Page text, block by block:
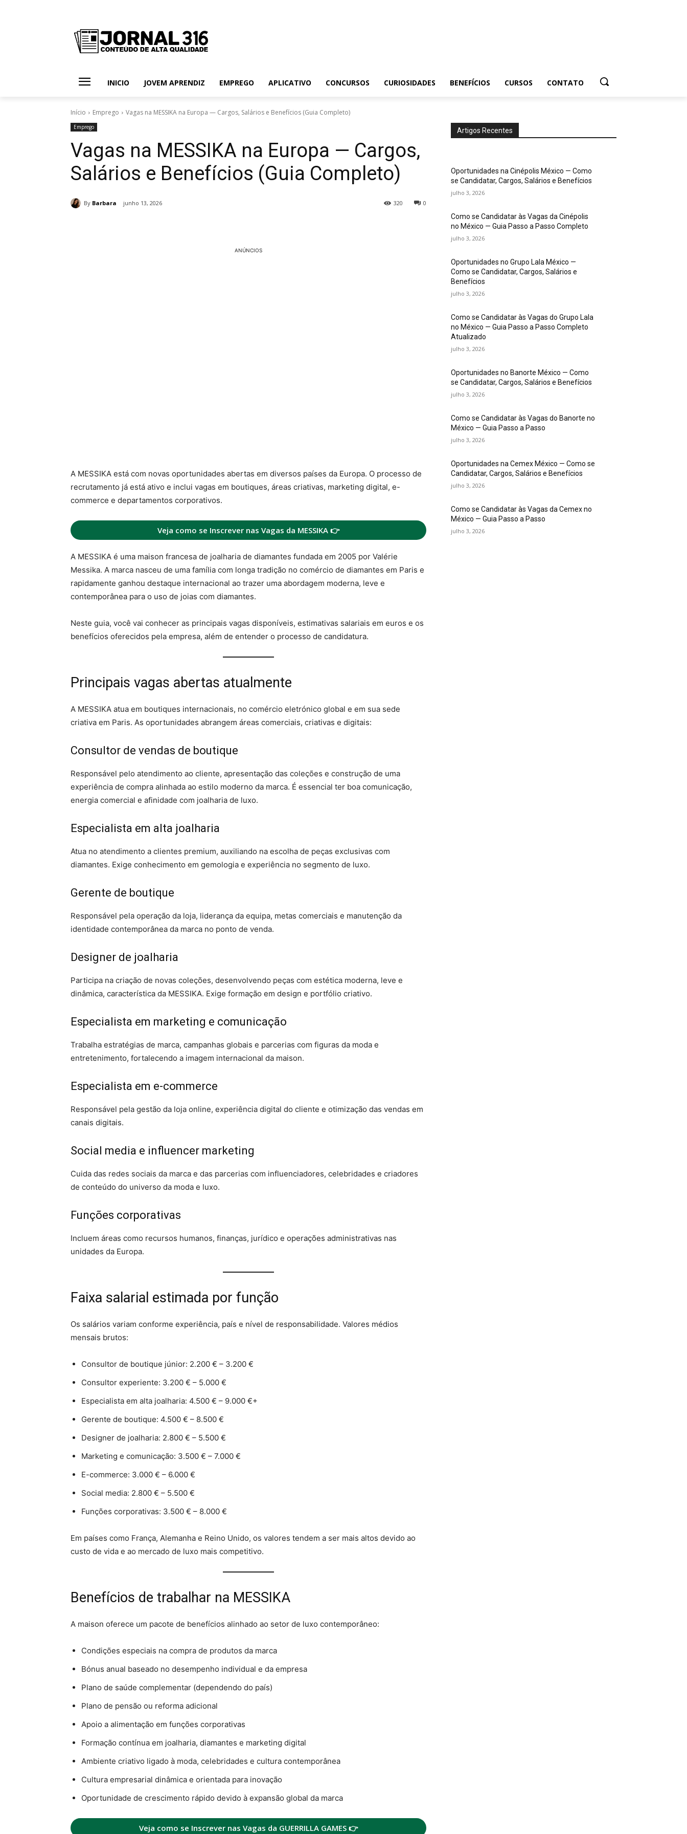
INICIO JOVEM APRENDIZ EMPREGO APLICATIVO CONCURSOS CURIOSIDADES BENEFÍCIOS CURSOS CONTATO
Início Emprego Vagas na MESSIKA na Europa — Cargos, Salários e Benefícios (Guia Completo)
Emprego
Vagas na MESSIKA na Europa — Cargos,
Salários e Benefícios (Guia Completo)
By Barbara junho 13, 2026 0
320
ANÚNCIOS
A MESSIKA está com novas oportunidades abertas em diversos países da Europa. O processo de
recrutamento já está ativo e inclui vagas em boutiques, áreas criativas, marketing digital, e-
commerce e departamentos corporativos.
Veja como se Inscrever nas Vagas da MESSIKA 👉
A MESSIKA é uma maison francesa de joalharia de diamantes fundada em 2005 por Valérie
Messika. A marca nasceu de uma família com longa tradição no comércio de diamantes em Paris e
rapidamente ganhou destaque internacional ao trazer uma abordagem moderna, leve e
contemporânea para o uso de joias com diamantes.
Neste guia, você vai conhecer as principais vagas disponíveis, estimativas salariais em euros e os
benefícios oferecidos pela empresa, além de entender o processo de candidatura.
Principais vagas abertas atualmente
A MESSIKA atua em boutiques internacionais, no comércio eletrónico global e em sua sede
criativa em Paris. As oportunidades abrangem áreas comerciais, criativas e digitais:
Consultor de vendas de boutique
Responsável pelo atendimento ao cliente, apresentação das coleções e construção de uma
experiência de compra alinhada ao estilo moderno da marca. É essencial ter boa comunicação,
energia comercial e afinidade com joalharia de luxo.
Especialista em alta joalharia
Atua no atendimento a clientes premium, auxiliando na escolha de peças exclusivas com
diamantes. Exige conhecimento em gemologia e experiência no segmento de luxo.
Gerente de boutique
Responsável pela operação da loja, liderança da equipa, metas comerciais e manutenção da
identidade contemporânea da marca no ponto de venda.
Designer de joalharia
Participa na criação de novas coleções, desenvolvendo peças com estética moderna, leve e
dinâmica, característica da MESSIKA. Exige formação em design e portfólio criativo.
Especialista em marketing e comunicação
Trabalha estratégias de marca, campanhas globais e parcerias com figuras da moda e
entretenimento, fortalecendo a imagem internacional da maison.
Especialista em e-commerce
Responsável pela gestão da loja online, experiência digital do cliente e otimização das vendas em
canais digitais.
Social media e influencer marketing
Cuida das redes sociais da marca e das parcerias com influenciadores, celebridades e criadores
de conteúdo do universo da moda e luxo.
Funções corporativas
Incluem áreas como recursos humanos, finanças, jurídico e operações administrativas nas
unidades da Europa.
Faixa salarial estimada por função
Os salários variam conforme experiência, país e nível de responsabilidade. Valores médios
mensais brutos:
Consultor de boutique júnior: 2.200 € – 3.200 €
Consultor experiente: 3.200 € – 5.000 €
Especialista em alta joalharia: 4.500 € – 9.000 €+
Gerente de boutique: 4.500 € – 8.500 €
Designer de joalharia: 2.800 € – 5.500 €
Marketing e comunicação: 3.500 € – 7.000 €
E-commerce: 3.000 € – 6.000 €
Social media: 2.800 € – 5.500 €
Funções corporativas: 3.500 € – 8.000 €
Em países como França, Alemanha e Reino Unido, os valores tendem a ser mais altos devido ao
custo de vida e ao mercado de luxo mais competitivo.
Benefícios de trabalhar na MESSIKA
A maison oferece um pacote de benefícios alinhado ao setor de luxo contemporâneo:
Condições especiais na compra de produtos da marca
Bónus anual baseado no desempenho individual e da empresa
Plano de saúde complementar (dependendo do país)
Plano de pensão ou reforma adicional
Apoio a alimentação em funções corporativas
Formação contínua em joalharia, diamantes e marketing digital
Ambiente criativo ligado à moda, celebridades e cultura contemporânea
Cultura empresarial dinâmica e orientada para inovação
Oportunidade de crescimento rápido devido à expansão global da marca
Veja como se Inscrever nas Vagas da GUERRILLA GAMES 👉
Artigos Recentes
Oportunidades na Cinépolis México — Como
se Candidatar, Cargos, Salários e Benefícios
julho 3, 2026
Como se Candidatar às Vagas da Cinépolis
no México — Guia Passo a Passo Completo
julho 3, 2026
Oportunidades no Grupo Lala México —
Como se Candidatar, Cargos, Salários e
Benefícios
julho 3, 2026
Como se Candidatar às Vagas do Grupo Lala
no México — Guia Passo a Passo Completo
Atualizado
julho 3, 2026
Oportunidades no Banorte México — Como
se Candidatar, Cargos, Salários e Benefícios
julho 3, 2026
Como se Candidatar às Vagas do Banorte no
México — Guia Passo a Passo
julho 3, 2026
Oportunidades na Cemex México — Como se
Candidatar, Cargos, Salários e Benefícios
julho 3, 2026
Como se Candidatar às Vagas da Cemex no
México — Guia Passo a Passo
julho 3, 2026